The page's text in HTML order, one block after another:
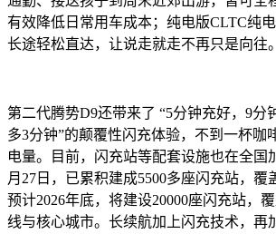
有效降低日常用车成本；纯电版CLTC纯
长途轻松直达，让说走就走不再只是向往。
第二代腾势D9还带来了 “5分钟充好，9分
多3分钟”的颠覆性闪充体验，不到一杯咖
电量。目前，闪充站等配套设施也在全国
月27日，已累积建成5500多座闪充站，覆
预计2026年底，将建设20000座闪充站，
线与核心城市。长续航加上闪充技术，再